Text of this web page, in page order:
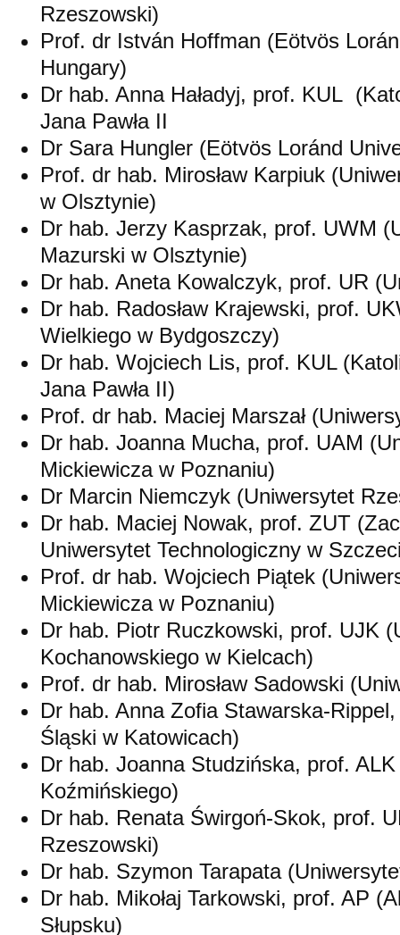
Rzeszowski)
Prof. dr István Hoffman (Eötvös
Hungary)
Dr hab. Anna Haładyj, prof. KUL
Jana Pawła II
Dr Sara Hungler (Eötvös Loránd
Prof. dr hab. Mirosław Karpiuk
w Olsztynie)
Dr hab. Jerzy Kasprzak, prof. UWM
Mazurski w Olsztynie)
Dr hab. Aneta Kowalczyk, prof. UR
Dr hab. Radosław Krajewski, prof.
Wielkiego w Bydgoszczy)
Dr hab. Wojciech Lis, prof. KUL
Jana Pawła II)
Prof. dr hab. Maciej Marszał
Dr hab. Joanna Mucha, prof. UAM
Mickiewicza w Poznaniu)
Dr Marcin Niemczyk (Uniwersytet
Dr hab. Maciej Nowak, prof. ZUT
Uniwersytet Technologiczny w
Prof. dr hab. Wojciech Piątek
Mickiewicza w Poznaniu)
Dr hab. Piotr Ruczkowski, prof. UJK
Kochanowskiego w Kielcach)
Prof. dr hab. Mirosław Sadowski
Dr hab. Anna Zofia Stawarska-
Śląski w Katowicach)
Dr hab. Joanna Studzińska, prof.
Koźmińskiego)
Dr hab. Renata Świrgoń-Skok, prof.
Rzeszowski)
Dr hab. Szymon Tarapata
Dr hab. Mikołaj Tarkowski, prof. AP
Słupsku)